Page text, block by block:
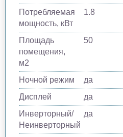
Потребляемая
мощность, кВт
1.8
Площадь
помещения,
м2
50
Ночной режим
да
Дисплей
да
Инверторный/
Неинверторный
да